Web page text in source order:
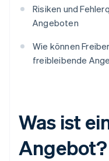
Risiken und
Angeboten
Wie können
freibleibende
Was ist
Angebot?